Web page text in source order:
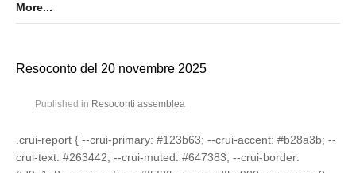
More...
Resoconto del 20 novembre 2025
Published in Resoconti assemblea
.crui-report { --crui-primary: #123b63; --crui-accent: #b28a3b; --
crui-text: #263442; --crui-muted: #647383; --crui-border: